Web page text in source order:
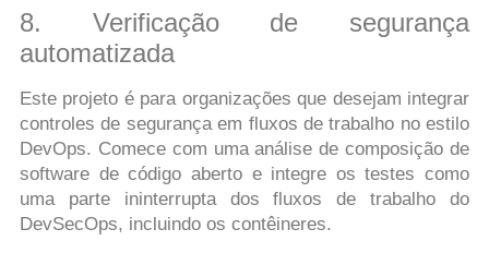
8. Verificação de segurança
automatizada
Este projeto é para organizações que desejam integrar
controles de segurança em fluxos de trabalho no estilo
DevOps. Comece com uma análise de composição de
software de código aberto e integre os testes como
uma parte ininterrupta dos fluxos de trabalho do
DevSecOps, incluindo os contêineres.